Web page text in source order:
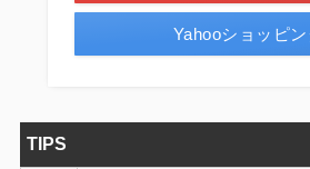
Yahooショッピ
TIPS